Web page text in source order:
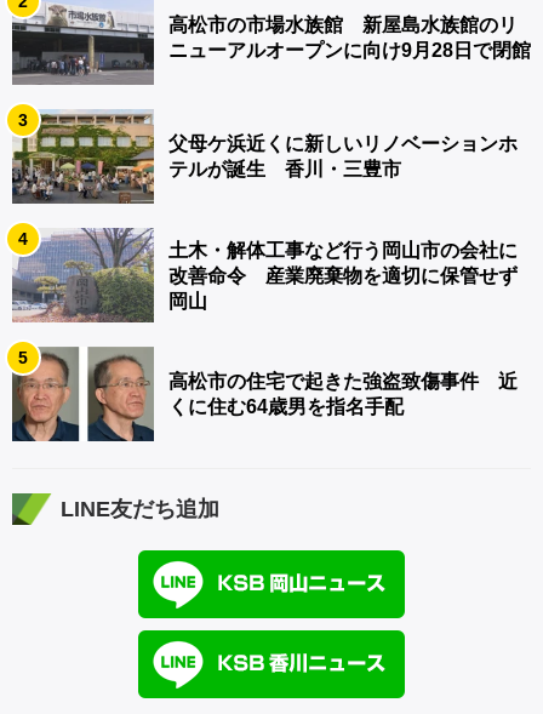
高松市の市場水族館 新屋島水族館のリ
ニューアルオープンに向け9月28日で閉館
3
父母ケ浜近くに新しいリノベーションホ
テルが誕生 香川・三豊市
4
土木・解体工事など行う岡山市の会社に
改善命令 産業廃棄物を適切に保管せず
岡山
5
高松市の住宅で起きた強盗致傷事件 近
くに住む64歳男を指名手配
LINE友だち追加